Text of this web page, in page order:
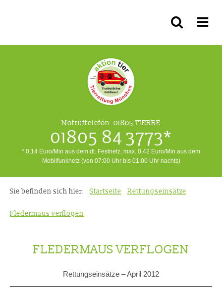
Notruftelefon: 01805 TIERRE
01805 84 3773*
* 0,14 Euro/Min aus dem dt. Festnetz, max. 0,42 Euro/Min aus dem
Mobilfunknetz (von 07:00 Uhr bis 01:00 Uhr nachts)
Sie befinden sich hier: Startseite Rettungseinsätze
Fledermaus verflogen
FLEDERMAUS VERFLOGEN
Rettungseinsätze –April 2012